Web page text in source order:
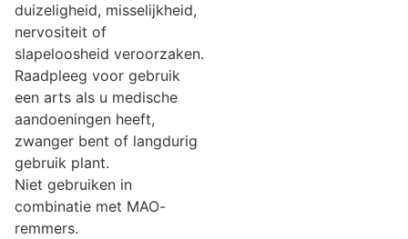
duizeligheid, misselijkheid,
nervositeit of
slapeloosheid veroorzaken.
Raadpleeg voor gebruik
een arts als u medische
aandoeningen heeft,
zwanger bent of langdurig
gebruik plant.
Niet gebruiken in
combinatie met MAO-
remmers.